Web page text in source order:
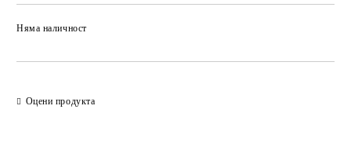
Няма наличност
Оцени продукта